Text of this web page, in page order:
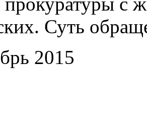
Суть
2015